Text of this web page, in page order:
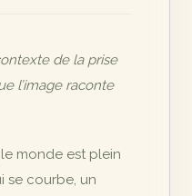
de la prise
l’image raconte
monde est plein
se courbe, un